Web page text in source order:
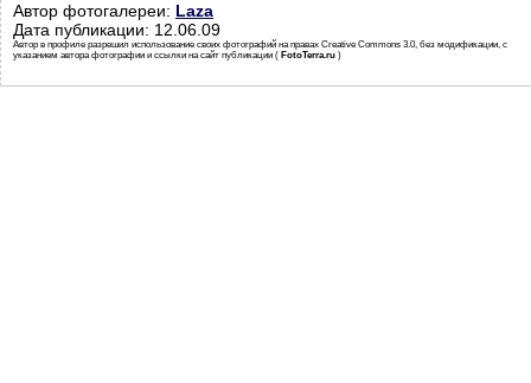
Автор фотогалереи: Laza
Дата публикации: 12.06.09
Автор в профиле разрешил использование своих фотографий на правах Creative Commons 3.0, без модификации, с
указанием автора фотографии и ссылки на сайт публикации ( FotoTerra.ru )